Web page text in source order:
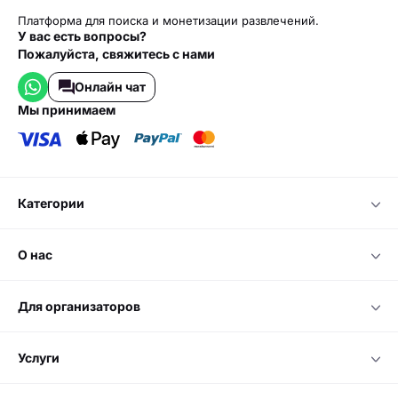
Платформа для поиска и монетизации развлечений.
У вас есть вопросы?
Пожалуйста, свяжитесь с нами
Онлайн чат
мы принимаем
категории
о нас
для организаторов
услуги